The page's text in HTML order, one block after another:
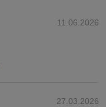
11.06.2026
27.03.2026